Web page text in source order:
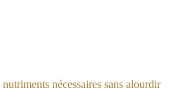
nécessaires sans alourdir